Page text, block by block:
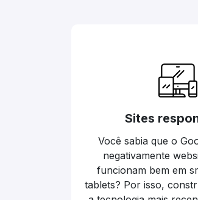
Sites
Você sabia que o
negativamente
funcionam bem em
tablets? Por isso,